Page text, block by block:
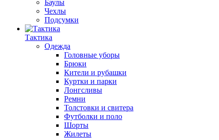
Баулы
Чехлы
Подсумки
Тактика
Одежда
Головные уборы
Брюки
Кители и рубашки
Куртки и парки
Лонгсливы
Ремни
Толстовки и свитера
Футболки и поло
Шорты
Жилеты